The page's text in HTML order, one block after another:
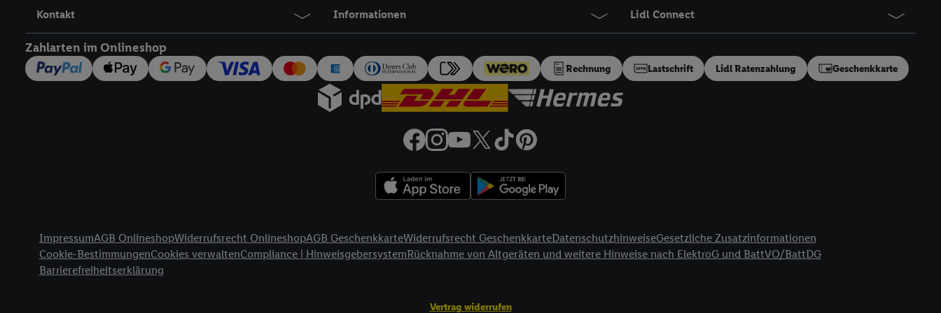
Kontakt Informationen Lidl Connect
Zahlarten im Onlineshop
Rechnung Lastschrift Lidl Ratenzahlung Geschenkkarte
ImpressumAGB OnlineshopWiderrufsrecht OnlineshopAGB GeschenkkarteWiderrufsrecht GeschenkkarteDatenschutzhinweiseGesetzliche Zusatzinformationen
Cookie-BestimmungenCookies verwaltenCompliance | HinweisgebersystemRücknahme von Altgeräten und weitere Hinweise nach ElektroG und BattVO/BattDG
Barrierefreiheitserklärung
Vertrag widerrufen
widerrufen - jederzeit auch überdas Datenschutzportal von Utiq („consenthub“)
oder über „Anpassen“/„Nutzung der
Telekommunikations-basierten Utiq-Technologie für digitales Marketing“ am unteren Ende dieser Einwilligung (nur für
die Lidl-Dienste) widerrufen. Weitere Informationen finden Sie in denDatenschutzbestimmungen von Utiq.
Durch einen Klick auf „Ablehnen“ können Sie nur den Einsatz notwendiger Techniken zulassen. Durch einen Klick auf
„Zustimmen“ stimmen Sie allen Verarbeitungen zu sämtlichen vorgenannten Zwecken unter Einbindung sämtlicher
genannten Partner zu. Weitere Informationen, auch zur Speicherdauer der Daten und zu Ihrem Recht, Ihre Einwilligung
Unter „Anpassen“ können Sie einzelne Verwendungszwecke oder Partner zulassen; das gilt auch für die
nachfolgend schlagwortartig benannten Zwecke und Funktionen im Rahmen des Einsatzes des IAB TCF für Werbung und
Gewährleistung der Sicherheit, Verhinderung und Aufdeckung von Betrug und Fehlerbehebung, Bereitstellung und
Messung des Erfolgs von Werbekampagnen durch TTD und Nutzung der Telekommunikations-basierten Utiq-
Technologie für digitales Marketing, sowie: